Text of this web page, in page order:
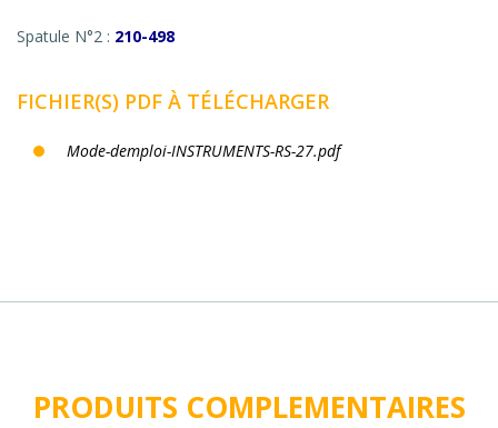
Spatule N°2 : 210-498
FICHIER(S) PDF À TÉLÉCHARGER
Mode-demploi-INSTRUMENTS-RS-27.pdf
PRODUITS COMPLEMENTAIRES